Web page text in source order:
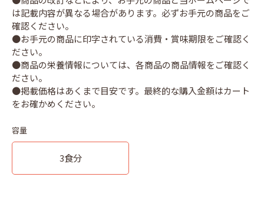
は記載内容が異なる場合があります。必ずお手元の商品をご
確認ください。
●お手元の商品に印字されている消費・賞味期限をご確認く
ださい。
●商品の栄養情報については、各商品の商品情報をご確認く
ださい。
●掲載価格はあくまで目安です。最終的な購入金額はカート
容量
3食分